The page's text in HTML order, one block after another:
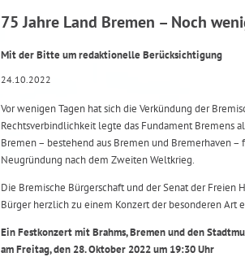
75 Jahre Land Bremen – Noch
Mit der Bitte um redaktionelle Berücksichtigung
24.10.2022
Vor wenigen Tagen hat sich die Verkündung der
Rechtsverbindlichkeit legte das Fundament Bremens
Bremen – bestehend aus Bremen und Bremerhaven
Neugründung nach dem Zweiten Weltkrieg.
Die Bremische Bürgerschaft und der Senat der Freien
Bürger herzlich zu einem Konzert der besonderen Art
Ein Festkonzert mit Brahms, Bremen und den
am Freitag, den 28. Oktober 2022 um 19:30 Uhr